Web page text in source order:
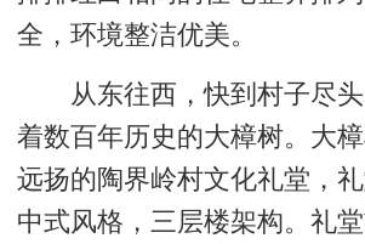
全，环境整洁优美。
从东往西，快到村子尽头
着数百年历史的大樟树。大
远扬的陶界岭村文化礼堂，
中式风格，三层楼架构。礼